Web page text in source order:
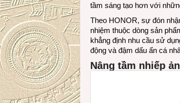
tầm sáng tạo hơn với
Theo HONOR, sự đón
nhiệm thuộc dòng sản
khẳng định nhu cầu sử
động và đậm dấu ấn cá
Nâng tầm nhiếp